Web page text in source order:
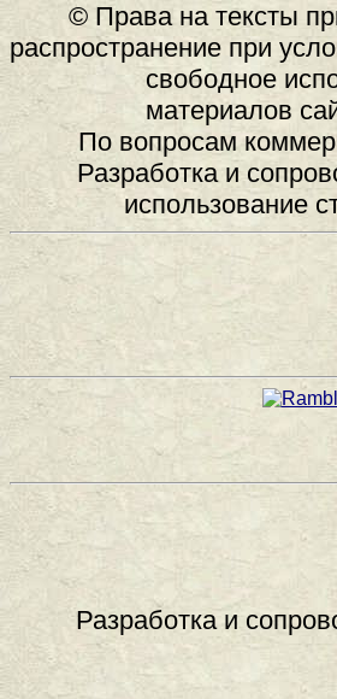
© Права на тексты
распространение при
свободное
материалов
По вопросам
Разработка и
использование
Разработка и